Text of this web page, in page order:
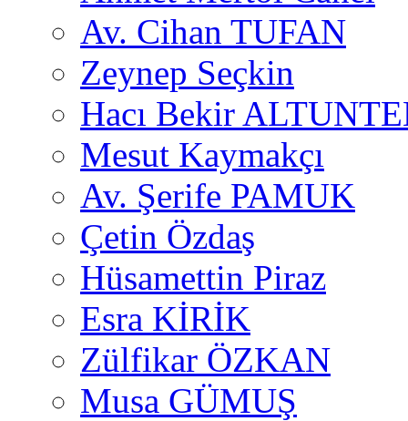
Av. Cihan TUFAN
Zeynep Seçkin
Hacı Bekir
Mesut Kaymakçı
Av. Şerife PAMUK
Çetin Özdaş
Hüsamettin Piraz
Esra KİRİK
Zülfikar ÖZKAN
Musa GÜMUŞ